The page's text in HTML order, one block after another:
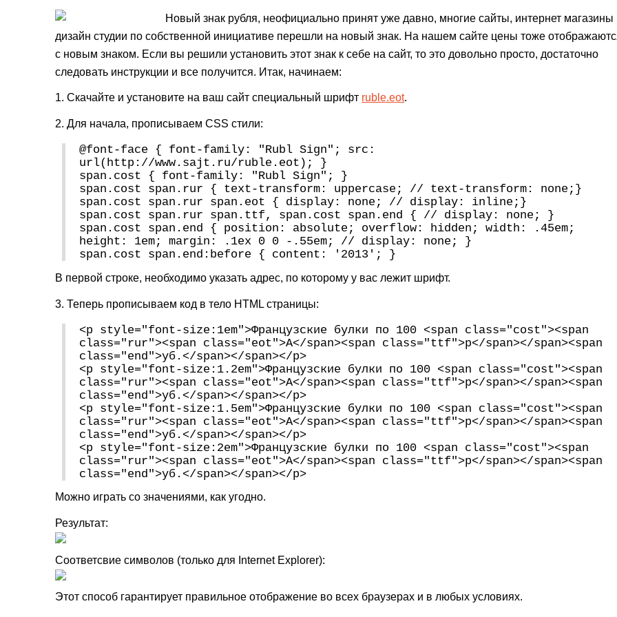
Новый знак рубля, неофициально принят уже давно, многие сайты, интернет магазины
дизайн студии по собственной инициативе перешли на новый знак. На нашем сайте цены тоже
с новым знаком. Если вы решили установить этот знак к себе на сайт, то это довольно просто, достаточно
следовать инструкции и все получится. Итак, начинаем:
1. Скачайте и установите на ваш сайт специальный шрифт ruble.eot.
2. Для начала, прописываем CSS стили:
@font-face { font-family: "Rubl Sign"; src:
url(http://www.sajt.ru/ruble.eot); }
span.cost { font-family: "Rubl Sign"; }
span.cost span.rur { text-transform: uppercase; // text-transform: none;}
span.cost span.rur span.eot { display: none; // display: inline;}
span.cost span.rur span.ttf, span.cost span.end { // display: none; }
span.cost span.end { position: absolute; overflow: hidden; width: .45em;
height: 1em; margin: .1ex 0 0 -.55em; // display: none; }
span.cost span.end:before { content: '2013'; }
В первой строке, необходимо указать адрес, по которому у вас лежит шрифт.
3. Теперь прописываем код в тело HTML страницы:
<p style="font-size:1em">Французские булки по 100 <span class="cost"><span
class="rur"><span class="eot">A</span><span class="ttf">р</span></span><span
class="end">уб.</span></span></p>
<p style="font-size:1.2em">Французские булки по 100 <span class="cost"><span
class="rur"><span class="eot">A</span><span class="ttf">р</span></span><span
class="end">уб.</span></span></p>
<p style="font-size:1.5em">Французские булки по 100 <span class="cost"><span
class="rur"><span class="eot">A</span><span class="ttf">р</span></span><span
class="end">уб.</span></span></p>
<p style="font-size:2em">Французские булки по 100 <span class="cost"><span
class="rur"><span class="eot">A</span><span class="ttf">р</span></span><span
class="end">уб.</span></span></p>
Можно играть со значениями, как угодно.
Результат:
Соответсвие символов (только для Internet Explorer):
Этот способ гарантирует правильное отображение во всех браузерах и в любых условиях.